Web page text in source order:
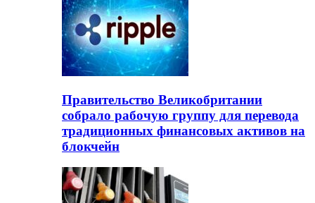
Правительство Великобритании
собрало рабочую группу для перевода
традиционных финансовых активов на
блокчейн